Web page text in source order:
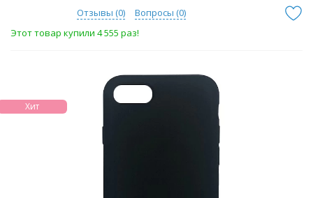
Отзывы (0) Вопросы (0)
Этот товар купили 4 555 раз!
Хит